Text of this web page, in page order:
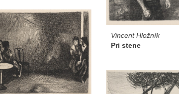
Vincent Hložník
Pri stene